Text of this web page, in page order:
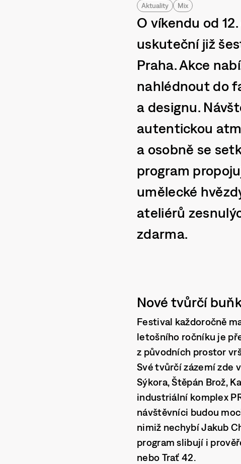
Aktuality
Mix
O víkendu od
uskuteční již
Praha. Akce
nahlédnout do
a designu.
autentickou
a osobně se
program
umělecké
ateliérů
zdarma.
Nové tvůrčí
Festival každoročně
letošního ročníku je
z původních prostor
Své tvůrčí zázemí zde
Sýkora, Štěpán Brož,
industriální komplex
návštěvníci budou
nimiž nechybíJakub
program slibují i
nebo Trať 42.